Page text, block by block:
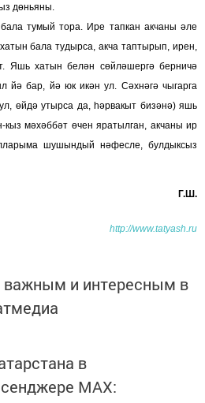
дөньяны.
тумый тора. Ире тапкан акчаны әле
бала тудырса, акча таптырып, ирен,
Яшь хатын белән сөйләшергә берничә
йә бар, йә юк икән ул. Сәхнәгә чыгарга
өйдә утырса да, һәрвакыт бизәнә) яшь
мәхәббәт өчен яратылган, акчаны ир
шушындый нәфесле, булдыксыз
Г.Ш.
http://www.tatyash.ru
и интересным в
в
MАХ: